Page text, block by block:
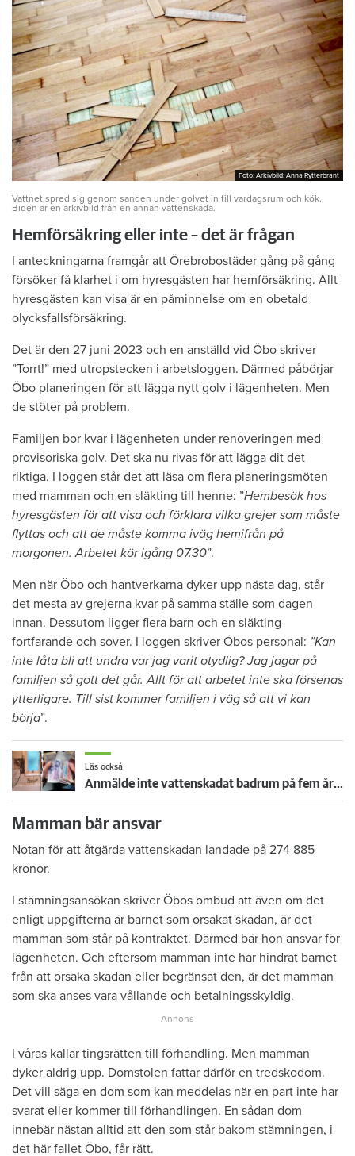
Foto: Arkivbild: Anna Rytterbrant
Foto: Arkivbild: Anna Rytterbrant
Vattnet spred sig genom sanden under golvet in till vardagsrum och kök.
Biden är en arkivbild från en annan vattenskada.
Hemförsäkring eller inte – det är frågan
I anteckningarna framgår att Örebrobostäder gång på gång
försöker få klarhet i om hyresgästen har hemförsäkring. Allt
hyresgästen kan visa är en påminnelse om en obetald
olycksfallsförsäkring.
Det är den 27 juni 2023 och en anställd vid Öbo skriver
”Torrt!” med utropstecken i arbetsloggen. Därmed påbörjar
Öbo planeringen för att lägga nytt golv i lägenheten. Men
de stöter på problem.
Familjen bor kvar i lägenheten under renoveringen med
provisoriska golv. Det ska nu rivas för att lägga dit det
riktiga. I loggen står det att läsa om flera planeringsmöten
med mamman och en släkting till henne: ”Hembesök hos
hyresgästen för att visa och förklara vilka grejer som måste
flyttas och att de måste komma iväg hemifrån på
morgonen. Arbetet kör igång 07.30”.
Men när Öbo och hantverkarna dyker upp nästa dag, står
det mesta av grejerna kvar på samma ställe som dagen
innan. Dessutom ligger flera barn och en släkting
fortfarande och sover. I loggen skriver Öbos personal: ”Kan
inte låta bli att undra var jag varit otydlig? Jag jagar på
familjen så gott det går. Allt för att arbetet inte ska försenas
ytterligare. Till sist kommer familjen i väg så att vi kan
börja”.
Läs också
Anmälde inte vattenskadat badrum på fem år – krävs på 125 000 kronor
Mamman bär ansvar
Notan för att åtgärda vattenskadan landade på 274 885
kronor.
I stämningsansökan skriver Öbos ombud att även om det
enligt uppgifterna är barnet som orsakat skadan, är det
mamman som står på kontraktet. Därmed bär hon ansvar för
lägenheten. Och eftersom mamman inte har hindrat barnet
från att orsaka skadan eller begränsat den, är det mamman
som ska anses vara vållande och betalningsskyldig.
I våras kallar tingsrätten till förhandling. Men mamman
dyker aldrig upp. Domstolen fattar därför en tredskodom.
Det vill säga en dom som kan meddelas när en part inte har
svarat eller kommer till förhandlingen. En sådan dom
innebär nästan alltid att den som står bakom stämningen, i
det här fallet Öbo, får rätt.